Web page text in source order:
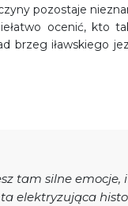
pozostaje
ocenić, kto
brzeg iławskiego
tam silne emocje,
elektryzująca